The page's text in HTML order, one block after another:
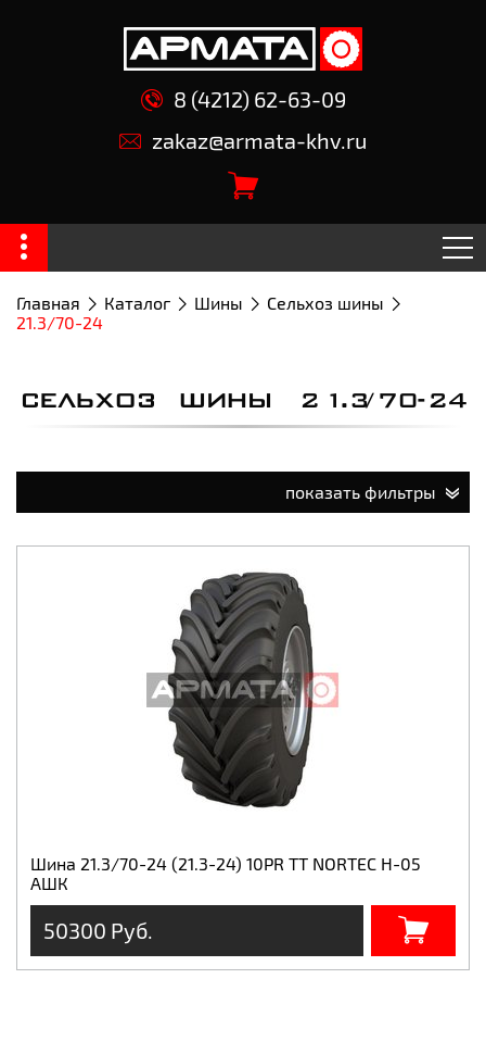
8 (4212) 62-63-09
zakaz@armata-khv.ru
Главная Каталог Шины
Сельхоз шины
21.3/70-24
СЕЛЬХОЗ ШИНЫ 21.3/70-24
показать фильтры
Шина 21.3/70-24 (21.3-24) 10PR TT NORTEC H-05
АШК
50300 Руб.